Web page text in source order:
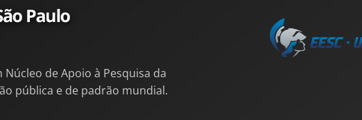
Núcleo de Apoio à Pesquisa da
pública e de padrão mundial.